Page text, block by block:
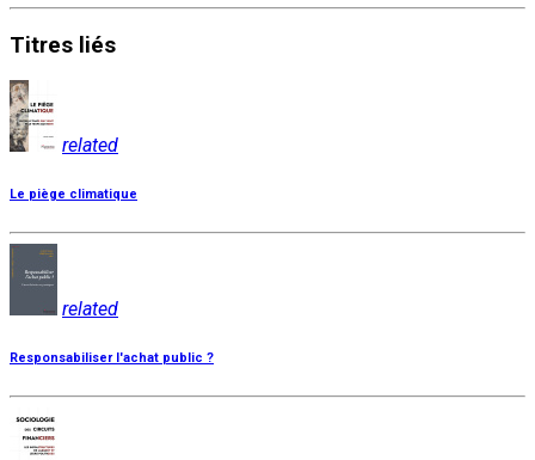
Titres liés
related
Le piège climatique
related
Responsabiliser l'achat public ?